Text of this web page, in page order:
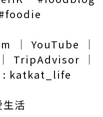
｜YouTube｜
TripAdvisor｜
: katkat_life
活